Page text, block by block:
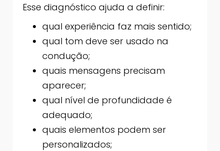
Esse diagnóstico ajuda a definir:
qual experiência faz mais sentido;
qual tom deve ser usado na
condução;
quais mensagens precisam
aparecer;
qual nível de profundidade é
adequado;
quais elementos podem ser
personalizados;